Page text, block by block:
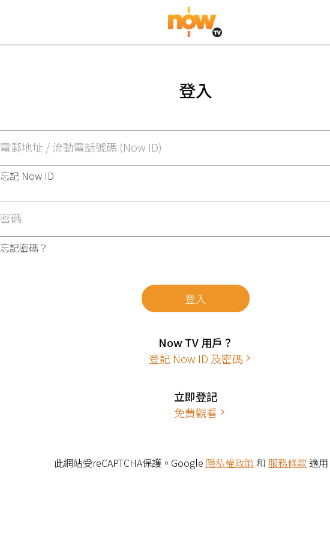
登入
電郵地址 / 流動電話號碼 (Now ID)
忘記 Now ID
密碼
忘記密碼？
登入
Now TV 用戶？
登記 Now ID 及密碼
立即登記
免費觀看
此網站受reCAPTCHA保護。Google 隱私權政策 和 服務條款適用